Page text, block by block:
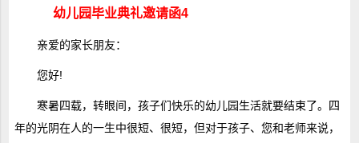
幼儿园毕业典礼邀请函4
亲爱的家长朋友：
您好!
寒暑四载，转眼间，孩子们快乐的幼儿园生活就要结束了。四
年的光阴在人的一生中很短、很短，但对于孩子、您和老师来说，